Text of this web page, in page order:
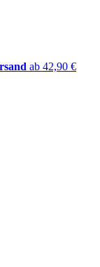
ab 42,90 €